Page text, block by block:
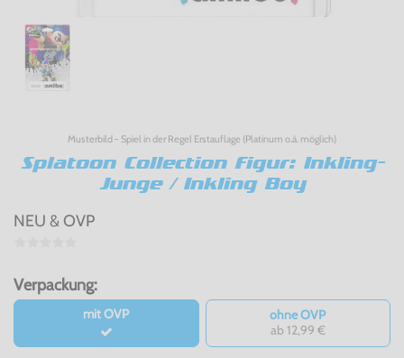
Musterbild - Spiel in der Regel Erstauflage (Platinum o.ä. möglich)
Splatoon Collection Figur: Inkling-
Junge / Inkling Boy
NEU & OVP
Verpackung:
mit OVP
ohne OVP
ab 12,99 €